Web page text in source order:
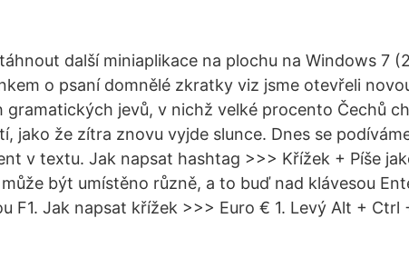
další miniaplikace na plochu na Windows 7 (2
o psaní domnělé zkratky viz jsme otevřeli
jevů, v nichž velké procento Čechů
jako že zítra znovu vyjde slunce. Dnes se
v textu. Jak napsat hashtag >>> Křížek + Píše
být umístěno různě, a to buď nad klávesou
F1. Jak napsat křížek >>> Euro € 1. Levý Alt + Ctrl